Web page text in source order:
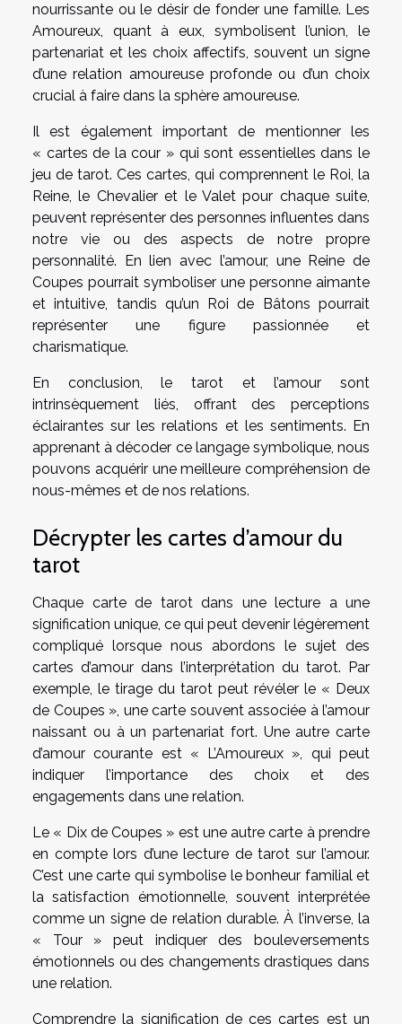
nourrissante ou le désir de fonder une famille. Les
Amoureux, quant à eux, symbolisent l’union, le
partenariat et les choix affectifs, souvent un signe
d’une relation amoureuse profonde ou d’un choix
crucial à faire dans la sphère amoureuse.
Il est également important de mentionner les
« cartes de la cour » qui sont essentielles dans le
jeu de tarot. Ces cartes, qui comprennent le Roi, la
Reine, le Chevalier et le Valet pour chaque suite,
peuvent représenter des personnes influentes dans
notre vie ou des aspects de notre propre
personnalité. En lien avec l’amour, une Reine de
Coupes pourrait symboliser une personne aimante
et intuitive, tandis qu’un Roi de Bâtons pourrait
représenter une figure passionnée et
charismatique.
En conclusion, le tarot et l’amour sont
intrinsèquement liés, offrant des perceptions
éclairantes sur les relations et les sentiments. En
apprenant à décoder ce langage symbolique, nous
pouvons acquérir une meilleure compréhension de
nous-mêmes et de nos relations.
Décrypter les cartes d’amour du
tarot
Chaque carte de tarot dans une lecture a une
signification unique, ce qui peut devenir légèrement
compliqué lorsque nous abordons le sujet des
cartes d’amour dans l’interprétation du tarot. Par
exemple, le tirage du tarot peut révéler le « Deux
de Coupes », une carte souvent associée à l’amour
naissant ou à un partenariat fort. Une autre carte
d’amour courante est « L’Amoureux », qui peut
indiquer l’importance des choix et des
engagements dans une relation.
Le « Dix de Coupes » est une autre carte à prendre
en compte lors d’une lecture de tarot sur l’amour.
C’est une carte qui symbolise le bonheur familial et
la satisfaction émotionnelle, souvent interprétée
comme un signe de relation durable. À l’inverse, la
« Tour » peut indiquer des bouleversements
émotionnels ou des changements drastiques dans
une relation.
Comprendre la signification de ces cartes est un